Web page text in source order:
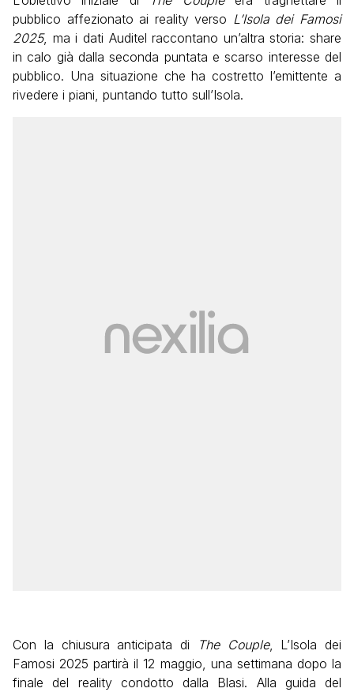
pubblico affezionato ai reality verso L’Isola dei Famosi
2025, ma i dati Auditel raccontano un’altra storia: share
in calo già dalla seconda puntata e scarso interesse del
pubblico. Una situazione che ha costretto l’emittente a
rivedere i piani, puntando tutto sull’Isola.
Con la chiusura anticipata di The Couple, L’Isola dei
Famosi 2025 partirà il 12 maggio, una settimana dopo la
finale del reality condotto dalla Blasi. Alla guida del